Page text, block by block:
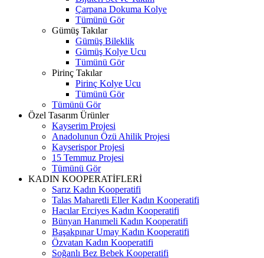
Çarpana Dokuma Kolye
Tümünü Gör
Gümüş Takılar
Gümüş Bileklik
Gümüş Kolye Ucu
Tümünü Gör
Pirinç Takılar
Pirinç Kolye Ucu
Tümünü Gör
Tümünü Gör
Özel Tasarım Ürünler
Kayserim Projesi
Anadolunun Özü Ahilik Projesi
Kayserispor Projesi
15 Temmuz Projesi
Tümünü Gör
KADIN KOOPERATİFLERİ
Sarız Kadın Kooperatifi
Talas Maharetli Eller Kadın Kooperatifi
Hacılar Erciyes Kadın Kooperatifi
Bünyan Hanımeli Kadın Kooperatifi
Başakpınar Umay Kadın Kooperatifi
Özvatan Kadın Kooperatifi
Soğanlı Bez Bebek Kooperatifi